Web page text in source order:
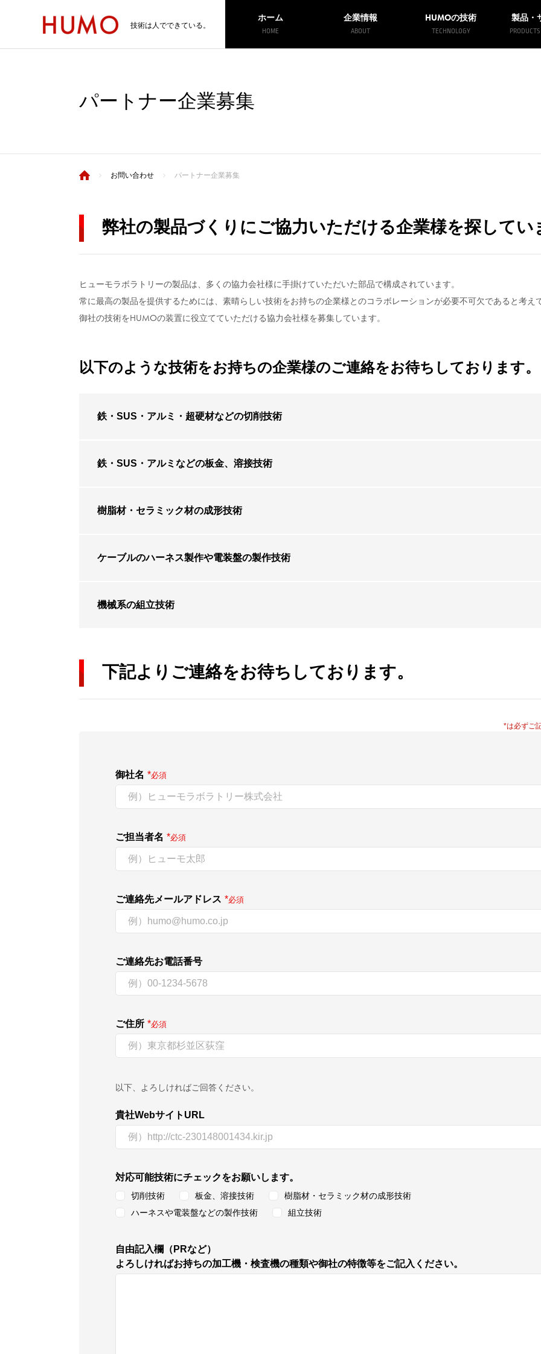
技術は人でできている。
ホーム
HOME
企業情報
ABOUT
HUMOの技術
TECHNOLOGY
製品・
パートナー企業募集
お問い合わせ パートナー企業募集
弊社の製品づくりにご協力いただける企業様を探してい
ヒューモラボラトリーの製品は、多くの協力会社様に手掛けていただいた部品で構成されています。
常に最高の製品を提供するためには、素晴らしい技術をお持ちの企業様とのコラボレーションが必要不可欠であると考え
御社の技術をHUMOの装置に役立てていただける協力会社様を募集しています。
以下のような技術をお持ちの企業様のご連絡をお待ちしております。
鉄・SUS・アルミ・超硬材などの切削技術
鉄・SUS・アルミなどの板金、溶接技術
樹脂材・セラミック材の成形技術
ケーブルのハーネス製作や電装盤の製作技術
機械系の組立技術
下記よりご連絡をお待ちしております。
*は必ずご
御社名 *必須
ご担当者名 *必須
ご連絡先メールアドレス *必須
ご連絡先お電話番号
ご住所 *必須
以下、よろしければご回答ください。
貴社WebサイトURL
対応可能技術にチェックをお願いします。
切削技術 板金、溶接技術
樹脂材・セラミック材の成形技術
ハーネスや電装盤などの製作技術
組立技術
自由記入欄（PRなど）
よろしければお持ちの加工機・検査機の種類や御社の特徴等をご記入ください。